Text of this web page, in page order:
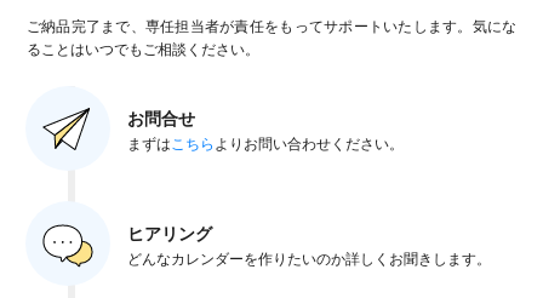
ご納品完了まで、専任担当者が責任をもってサポートいたします。 気にな
ることはいつでもご相談ください。
お問合せ
まずはこちら よりお問い合わせください。
ヒアリング
どんなカレンダーを作りたいのか詳しくお聞きします。